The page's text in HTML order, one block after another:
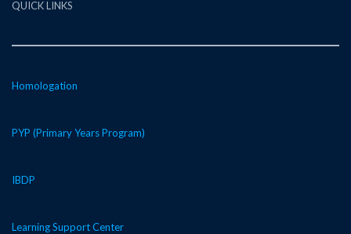
QUICK LINKS
Homologation
PYP (Primary Years Program)
IBDP
Learning Support Center